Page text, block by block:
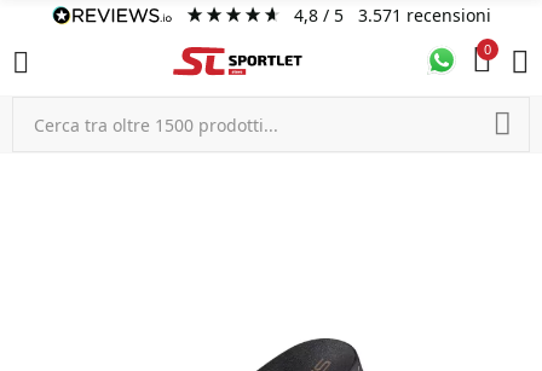
4,8/ 5 3.571 recensioni
0